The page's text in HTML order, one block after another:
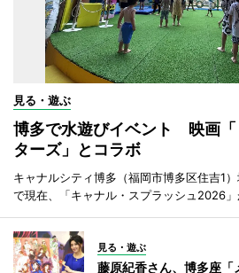
見る・遊ぶ
博多で水遊びイベント 映画「
ターズ」とコラボ
キャナルシティ博多（福岡市博多区住吉1
で現在、「キャナル・スプラッシュ2026」
見る・遊ぶ
藤原紀香さん、博多座